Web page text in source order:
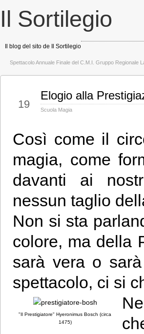
Il Sortilegio
Il blog del sito de Il Sortilegio
Spettacolo Annuale Finale del C.M.I. Gruppo Regionale
19
Elogio alla
Scuola Magia
Così come il
magia, come
davanti ai
nessun taglio
Non si sta
colore, ma della
sarà vera o
spettacolo, ci si
"Il Prestigiatore" Hyeronimus Bosch (circa
1475)